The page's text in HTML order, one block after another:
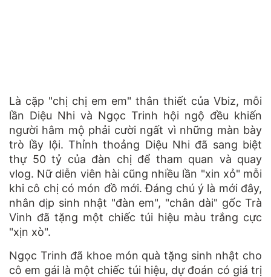
Là cặp "chị chị em em" thân thiết của Vbiz, mỗi
lần Diệu Nhi và Ngọc Trinh hội ngộ đều khiến
người hâm mộ phải cười ngất vì những màn bày
trò lầy lội. Thỉnh thoảng Diệu Nhi đã sang biệt
thự 50 tỷ của đàn chị để tham quan và quay
vlog. Nữ diễn viên hài cũng nhiều lần "xin xỏ" mỗi
khi cô chị có món đồ mới. Đáng chú ý là mới đây,
nhân dịp sinh nhật "đàn em", "chân dài" gốc Trà
Vinh đã tặng một chiếc túi hiệu màu trắng cực
"xịn xò".
Ngọc Trinh đã khoe món quà tặng sinh nhật cho
cô em gái là một chiếc túi hiệu, dự đoán có giá trị